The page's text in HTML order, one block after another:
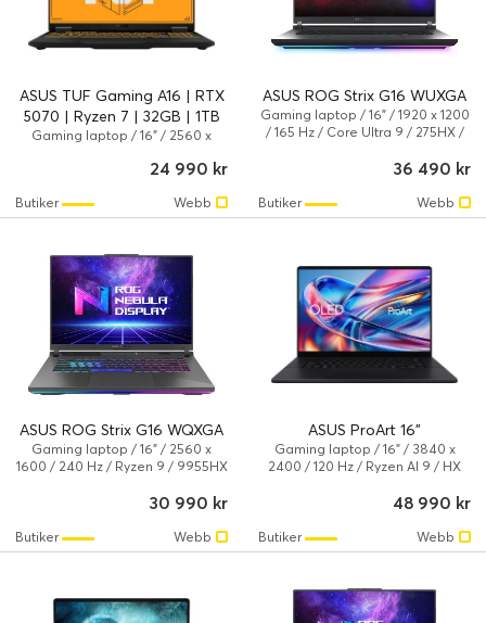
ASUS TUF Gaming A16 | RTX
5070 | Ryzen 7 | 32GB | 1TB
Gaming laptop / 16" / 2560 x
TB / NVIDIA GeForce RTX 5070 /
24 990 kr
Webb
Butiker
ASUS ROG Strix G16 WUXGA
Gaming laptop / 16" / 1920 x 1200
/ 165 Hz / Core Ultra 9 / 275HX /
RTX 5080 / Windows 11 Home
36 490 kr
Webb
Butiker
ASUS ROG Strix G16 WQXGA
Gaming laptop / 16" / 2560 x
1600 / 240 Hz / Ryzen 9 / 9955HX
RTX 5070 / AMD Radeon 610M /
30 990 kr
Webb
Butiker
ASUS ProArt 16"
Gaming laptop / 16" / 3840 x
2400 / 120 Hz / Ryzen AI 9 / HX
GeForce RTX 5080 / AMD
48 990 kr
Webb
Butiker